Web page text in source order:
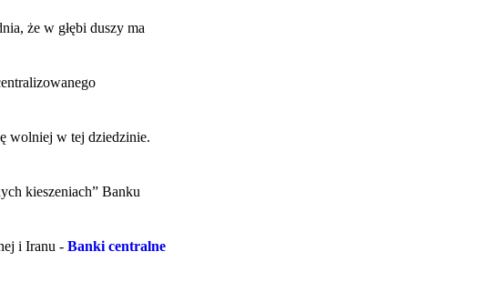
że ​​w głębi duszy ma
wolniej w tej dziedzinie.
kieszeniach” Banku
i Iranu - Banki centralne